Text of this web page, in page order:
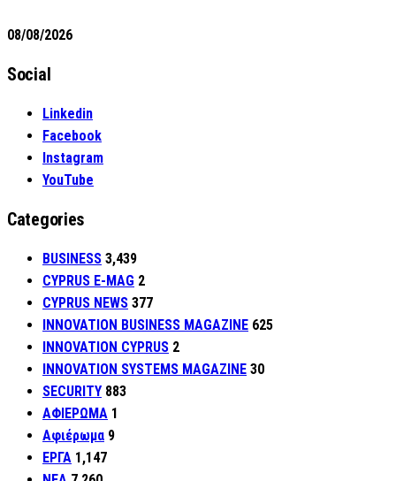
08/08/2026
Social
Linkedin
Facebook
Instagram
YouTube
Categories
BUSINESS 3,439
CYPRUS E-MAG 2
CYPRUS NEWS 377
INNOVATION BUSINESS MAGAZINE 625
INNOVATION CYPRUS 2
INNOVATION SYSTEMS MAGAZINE 30
SECURITY 883
ΑΦΙΕΡΩΜΑ 1
Αφιέρωμα 9
ΕΡΓΑ 1,147